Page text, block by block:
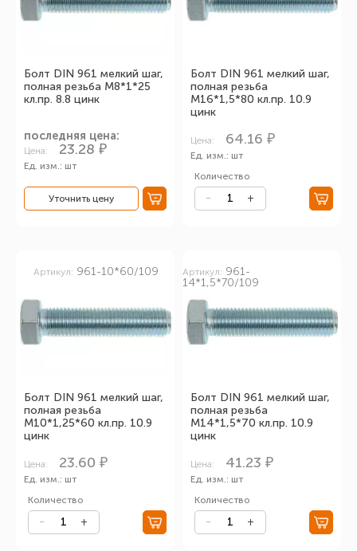
Болт DIN 961 мелкий шаг,
полная резьба М8*1*25
кл.пр. 8.8 цинк
последняя цена:
Цена: 23.28 ₽
Ед. изм.: шт
Уточнить цену
Болт DIN 961 мелкий шаг,
полная резьба
М16*1,5*80 кл.пр. 10.9
цинк
Цена: 64.16 ₽
Ед. изм.: шт
Количество
Болт DIN 961 мелкий шаг,
полная резьба
М10*1,25*60 кл.пр. 10.9
цинк
Артикул: 961-10*60/109
Цена: 23.60 ₽
Ед. изм.: шт
Количество
Болт DIN 961 мелкий шаг,
полная резьба
М14*1,5*70 кл.пр. 10.9
цинк
Артикул: 961-
14*1,5*70/109
Цена: 41.23 ₽
Ед. изм.: шт
Количество